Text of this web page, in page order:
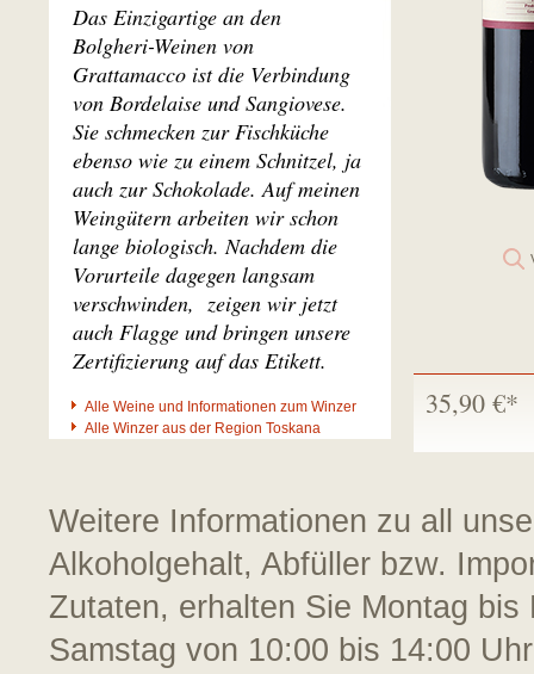
35,90 €*
Das Einzigartige an den
Bolgheri-Weinen von
Grattamacco ist die Verbindung
von Bordelaise und Sangiovese.
Sie schmecken zur Fischküche
ebenso wie zu einem Schnitzel, ja
auch zur Schokolade. Auf meinen
Weingütern arbeiten wir schon
lange biologisch. Nachdem die
Vorurteile dagegen langsam
verschwinden, zeigen wir jetzt
auch Flagge und bringen unsere
Zertifizierung auf das Etikett.
Alle Weine und Informationen zum Winzer
Alle Winzer aus der Region Toskana
Weitere Informationen zu all
Alkoholgehalt, Abfüller bzw.
Zutaten, erhalten Sie Montag
Samstag von 10:00 bis 14:00